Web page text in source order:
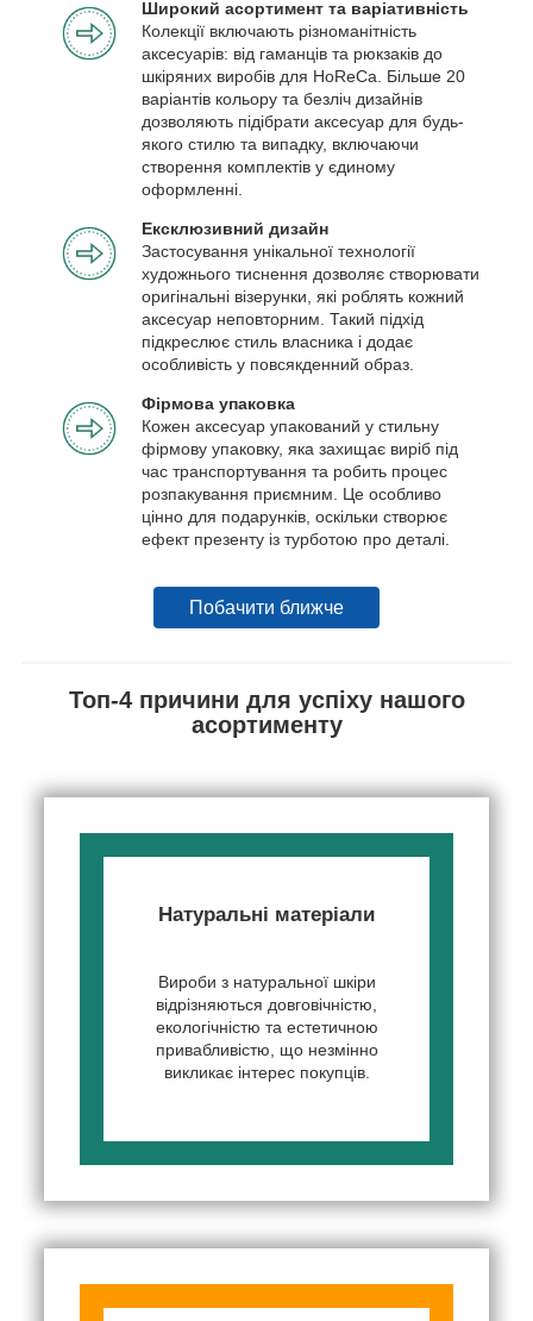
Широкий асортимент та варіативність
Колекції включають різноманітність
аксесуарів: від гаманців та рюкзаків до
шкіряних виробів для HoReCa. Більше 20
варіантів кольору та безліч дизайнів
дозволяють підібрати аксесуар для будь-
якого стилю та випадку, включаючи
створення комплектів у єдиному
оформленні.
Ексклюзивний дизайн
Застосування унікальної технології
художнього тиснення дозволяє створювати
оригінальні візерунки, які роблять кожний
аксесуар неповторним. Такий підхід
підкреслює стиль власника і додає
особливість у повсякденний образ.
Фірмова упаковка
Кожен аксесуар упакований у стильну
фірмову упаковку, яка захищає виріб під
час транспортування та робить процес
розпакування приємним. Це особливо
цінно для подарунків, оскільки створює
ефект презенту із турботою про деталі.
Побачити ближче
Топ-4 причини для успіху нашого
асортименту
Натуральні матеріали
Вироби з натуральної шкіри
відрізняються довговічністю,
екологічністю та естетичною
привабливістю, що незмінно
викликає інтерес покупців.